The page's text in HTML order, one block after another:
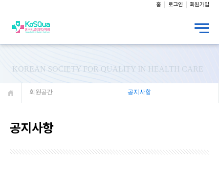
홈 로그인 회원가입
KOREAN SOCIETY FOR QUALITY IN HEALTH CARE
회원공간 공지사항
공지사항